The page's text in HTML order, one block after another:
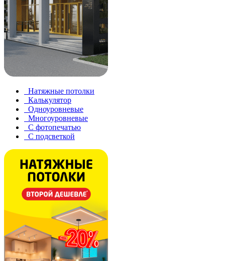
Натяжные потолки
Калькулятор
Одноуровневые
Многоуровневые
С фотопечатью
С подсветкой